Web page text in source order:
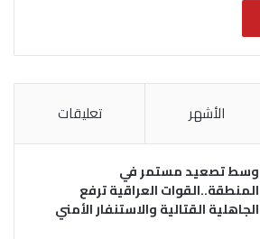
الأشهر تعليقات
وسط تصعيد مستمر في
المنطقة..القوات العراقية ترفع
الجاهلية القتالية والاستنفار الأمني